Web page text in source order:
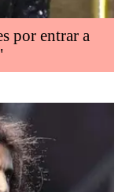
por entrar a